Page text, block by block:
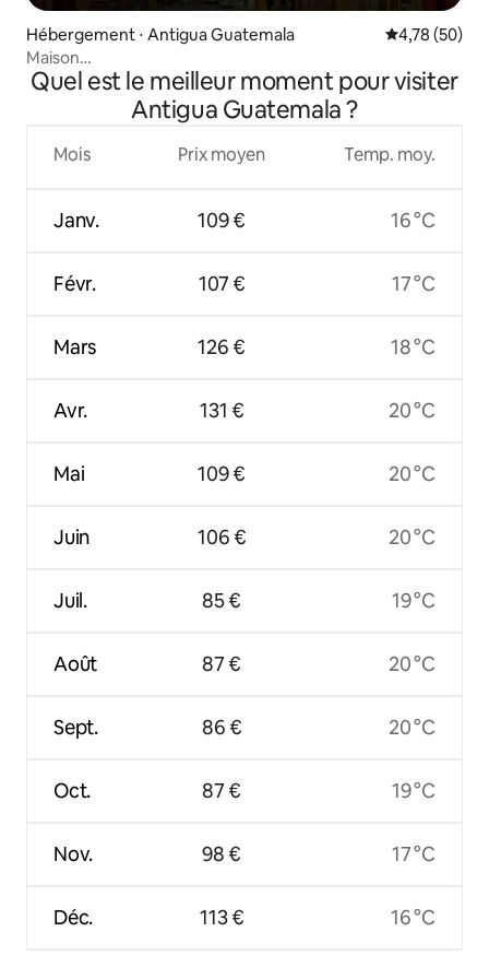
Hébergement ⋅ Antigua Guatemala Évaluation
4,78 (50)
Maison
d'été + piscine + Netflix + terrasse @ Antigua Guatemala
Quel est le meilleur moment pour visiter
Antigua Guatemala ?
Mois
Janv.
Févr.
Mars
Avr.
Mai
Juin
Juil.
Août
Sept.
Oct.
Nov.
Déc.
Prix moyen
109 €
107 €
126 €
131 €
109 €
106 €
85 €
87 €
86 €
87 €
98 €
113 €
Temp. moy.
16 °C
17 °C
18 °C
20 °C
20 °C
20 °C
19 °C
20 °C
20 °C
19 °C
17 °C
16 °C